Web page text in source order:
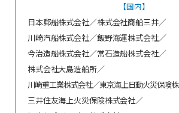
【国内】
日本郵船株式会社／株式会社商船三井／
川崎汽船株式会社／飯野海運株式会社／
今治造船株式会社／常石造船株式会社／
株式会社大島造船所／
川崎重工業株式会社／東京海上日動火災保険
三井住友海上火災保険株式会社／